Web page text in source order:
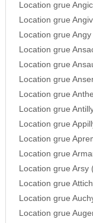
Location grue
Location grue
Location grue
Location grue
Location grue
Location grue
Location grue
Location grue
Location grue
Location grue
Location grue
Location grue Arsy
Location grue
Location grue
Location grue